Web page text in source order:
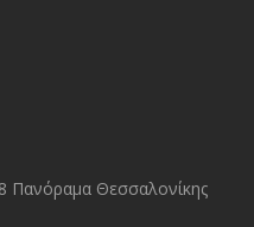
Πανόραμα Θεσσαλονίκης